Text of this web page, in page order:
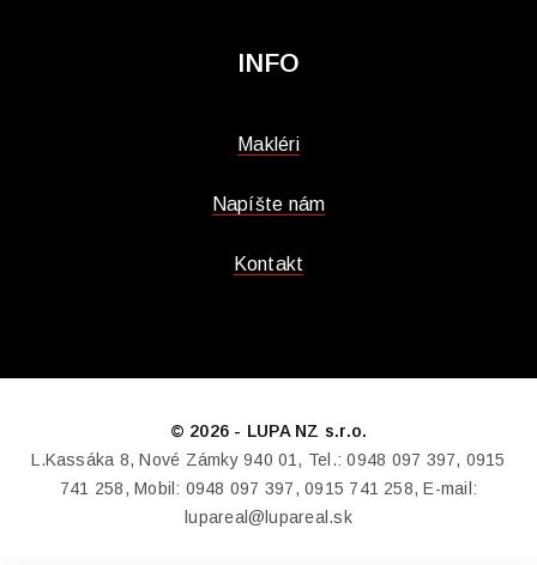
INFO
Makléri
Napíšte nám
Kontakt
© 2026 - LUPA NZ s.r.o.
L.Kassáka 8, Nové Zámky 940 01, Tel.: 0948 097 397, 0915
741 258, Mobil: 0948 097 397, 0915 741 258, E-mail:
lupareal@lupareal.sk